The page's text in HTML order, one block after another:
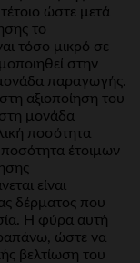
ώστε μετά
το
τόσο μικρό σε
στην
παραγωγής.
αξιοποίηση του
μονάδα
ποσότητα
έτοιμων
είναι
δέρματος που
Η φύρα αυτή
ώστε να
βελτίωση του